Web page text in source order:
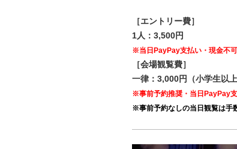
［エントリー費］
1人：3,500円
※当日PayPay支払い・現金不可
［会場観覧費］
一律：3,000円（小学生以上
※事前予約推奨・当日PayPay
※事前予約なしの当日観覧は手